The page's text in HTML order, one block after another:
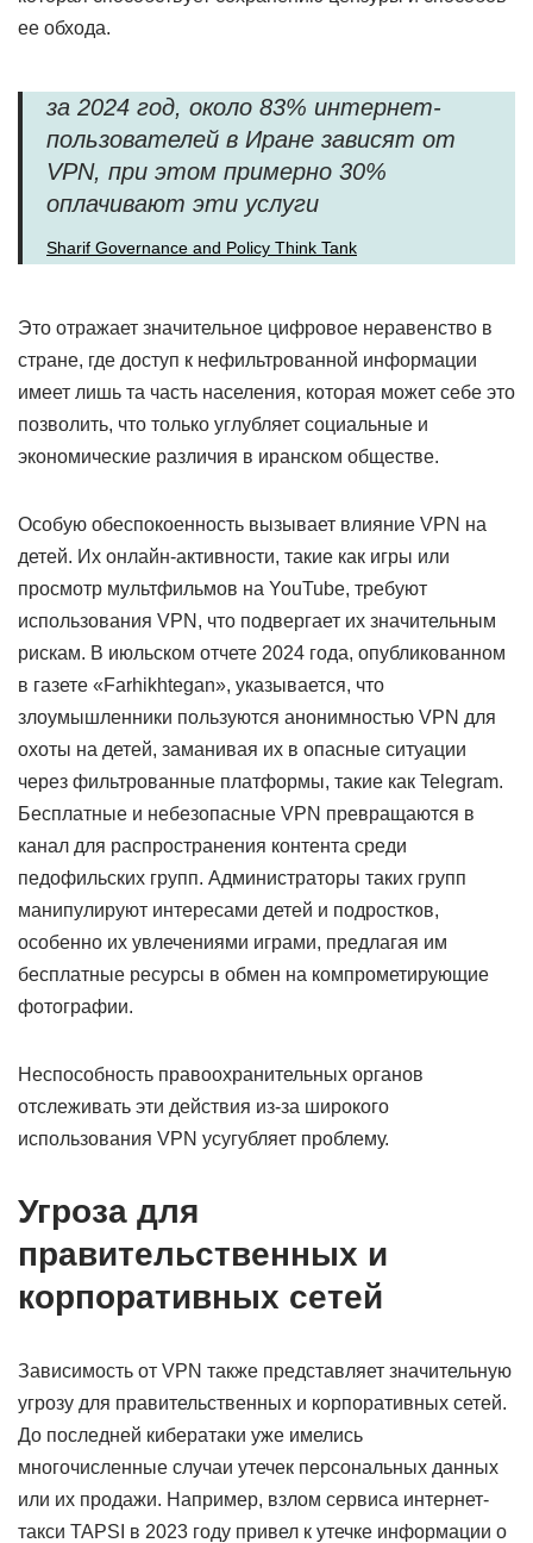
ее обхода.
за 2024 год, около 83% интернет-
пользователей в Иране зависят от
VPN, при этом примерно 30%
оплачивают эти услуги
Sharif Governance and Policy Think Tank
Это отражает значительное цифровое неравенство в
стране, где доступ к нефильтрованной информации
имеет лишь та часть населения, которая может себе это
позволить, что только углубляет социальные и
экономические различия в иранском обществе.
Особую обеспокоенность вызывает влияние VPN на
детей. Их онлайн-активности, такие как игры или
просмотр мультфильмов на YouTube, требуют
использования VPN, что подвергает их значительным
рискам. В июльском отчете 2024 года, опубликованном
в газете «Farhikhtegan», указывается, что
злоумышленники пользуются анонимностью VPN для
охоты на детей, заманивая их в опасные ситуации
через фильтрованные платформы, такие как Telegram.
Бесплатные и небезопасные VPN превращаются в
канал для распространения контента среди
педофильских групп. Администраторы таких групп
манипулируют интересами детей и подростков,
особенно их увлечениями играми, предлагая им
бесплатные ресурсы в обмен на компрометирующие
фотографии.
Неспособность правоохранительных органов
отслеживать эти действия из-за широкого
использования VPN усугубляет проблему.
Угроза для
правительственных и
корпоративных сетей
Зависимость от VPN также представляет значительную
угрозу для правительственных и корпоративных сетей.
До последней кибератаки уже имелись
многочисленные случаи утечек персональных данных
или их продажи. Например, взлом сервиса интернет-
такси TAPSI в 2023 году привел к утечке информации о